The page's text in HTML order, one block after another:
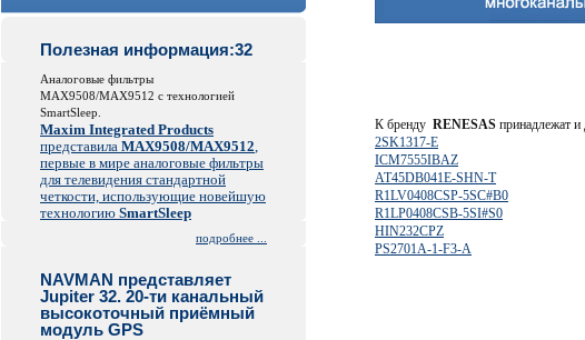
Полезная информация:32
Аналоговые фильтры
MAX9508/MAX9512 с технологией
SmartSleep.
Maxim Integrated Products
представила MAX9508/MAX9512,
первые в мире аналоговые фильтры
для телевидения стандартной
четкости, использующие новейшую
технологию SmartSleep
подробнее ...
NAVMAN представляет
Jupiter 32. 20-ти канальный
высокоточный приёмный
модуль GPS
К бренду RENESAS принадлежат
2SK1317-E
ICM7555IBAZ
AT45DB041E-SHN-T
R1LV0408CSP-5SC#B0
R1LP0408CSB-5SI#S0
HIN232CPZ
PS2701A-1-F3-A